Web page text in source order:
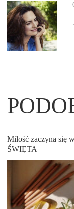
Miłość zaczyna się
ŚWIĘTA